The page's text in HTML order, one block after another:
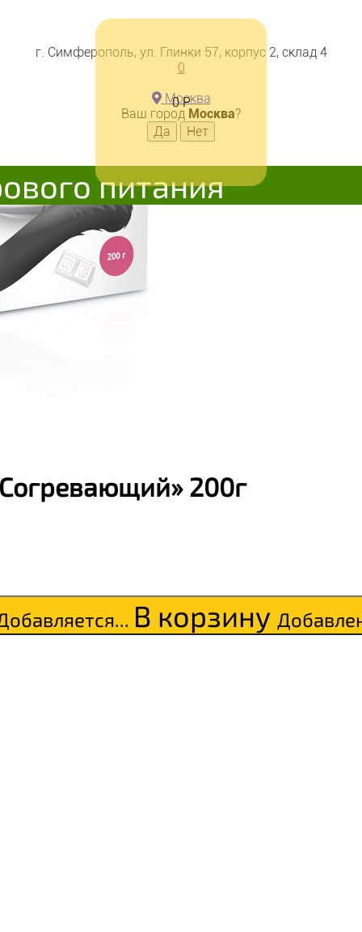
г. Симферополь, ул. Глинки 57, корпус 2, склад 4
0
0Р
Москва
Ваш город Москва?
питания
200г
В корзину